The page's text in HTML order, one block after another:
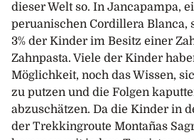
dieser Welt so. In Jancapampa,
peruanischen Cordillera Blanca,
3% der Kinder im Besitz einer
Zahnpasta. Viele der Kinder
Möglichkeit, noch das Wissen,
zu putzen und die Folgen
abzuschätzen. Da die Kinder in
der Trekkingroute Montañas